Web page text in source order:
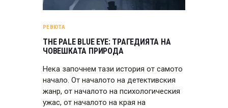
РЕВЮТА
THE PALE BLUE EYE: ТРАГЕДИЯТА НА
ЧОВЕШКАТА ПРИРОДА
Нека започнем тази история от самото
начало. От началото на детективския
жанр, от началото на психологическия
ужас, от началото на края на